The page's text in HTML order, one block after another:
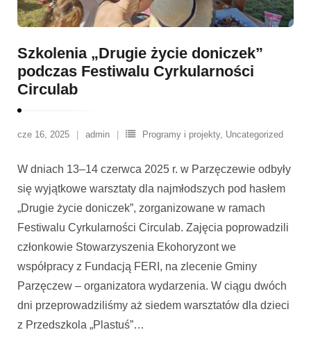
Szkolenia „Drugie życie doniczek”
podczas Festiwalu Cyrkularności
Circulab
cze 16, 2025 admin Programy i projekty, Uncategorized
W dniach 13–14 czerwca 2025 r. w Parzęczewie odbyły
się wyjątkowe warsztaty dla najmłodszych pod hasłem
„Drugie życie doniczek”, zorganizowane w ramach
Festiwalu Cyrkularności Circulab. Zajęcia poprowadzili
członkowie Stowarzyszenia Ekohoryzont we
współpracy z Fundacją FERI, na zlecenie Gminy
Parzęczew – organizatora wydarzenia. W ciągu dwóch
dni przeprowadziliśmy aż siedem warsztatów dla dzieci
z Przedszkola „Plastuś”…